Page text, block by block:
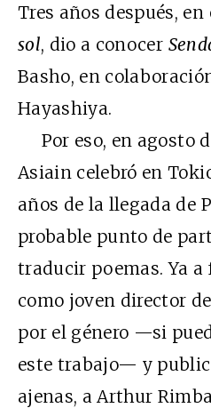
Tres años después, en
sol, dio a conocer
Basho, en
Hayashiya.
Por eso, en agosto
Asiain celebró en
años de la llegada de
probable punto de
traducir poemas. Ya
como joven director de
por el género —si
este trabajo— y
ajenas, a Arthur